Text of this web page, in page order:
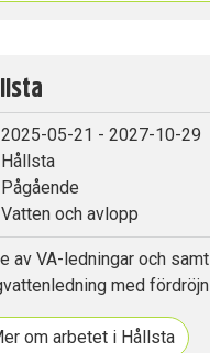
2025-05-21 - 2027-10-29
Hållsta
Pågående
Vatten och avlopp
av VA-ledningar och
med
om arbetet i Hållsta